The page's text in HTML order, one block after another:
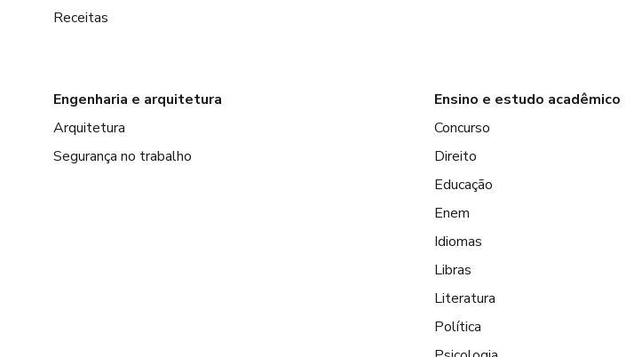
Receitas
Engenharia e arquitetura
Arquitetura
Segurança no trabalho
Ensino e estudo acadêmico
Concurso
Direito
Educação
Enem
Idiomas
Libras
Literatura
Política